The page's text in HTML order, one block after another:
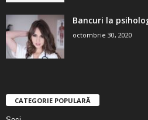
Bancuri la
octombrie 30, 2020
CATEGORIE POPULARĂ